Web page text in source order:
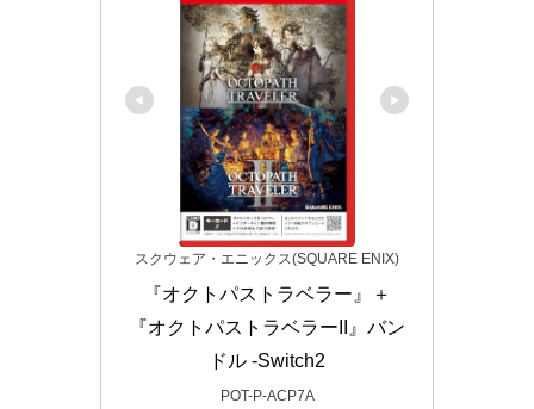
スクウェア・エニックス(SQUARE ENIX)
『オクトパストラベラー』＋
『オクトパストラベラーII』バン
ドル -Switch2
POT-P-ACP7A